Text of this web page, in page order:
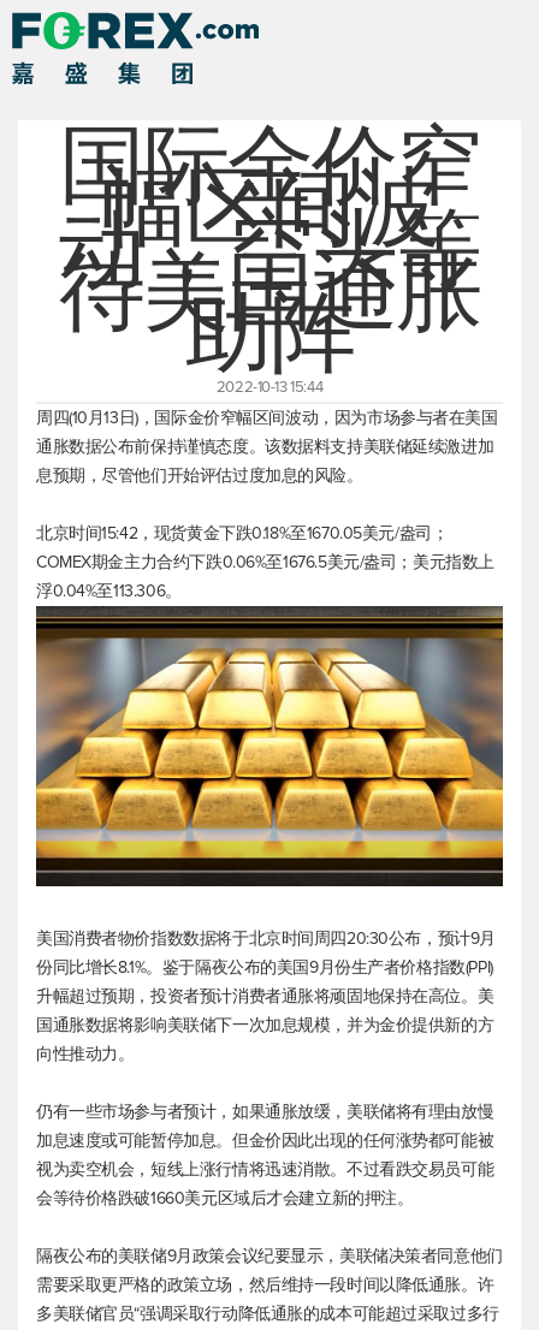
国际金价窄
幅区间波
动，空头等
待美国通胀
助阵
2022-10-13 15:44
周四(10月13日)，国际金价窄幅区间波动，因为市场参与者在美国
通胀数据公布前保持谨慎态度。该数据料支持美联储延续激进加
息预期，尽管他们开始评估过度加息的风险。
北京时间15:42， 现货黄金下跌0.18%至1670.05美元/盎司；
COMEX期金主力合约下跌0.06%至1676.5美元/盎司； 美元指数上
浮0.04%至113.306。
美国消费者物价指数数据将于北京时间周四20:30公布，预计9月
份同比增长8.1%。鉴于隔夜公布的美国9月份生产者价格指数(PPI)
升幅超过预期，投资者预计消费者通胀将顽固地保持在高位。美
国通胀数据将影响美联储下一次加息规模，并为金价提供新的方
向性推动力。
仍有一些市场参与者预计，如果通胀放缓，美联储将有理由放慢
加息速度或可能暂停加息。但金价因此出现的任何涨势都可能被
视为卖空机会，短线上涨行情将迅速消散。不过看跌交易员可能
会等待价格跌破1660美元区域后才会建立新的押注。
隔夜公布的美联储9月政策会议纪要显示，美联储决策者同意他们
需要采取更严格的政策立场，然后维持一段时间以降低通胀。许
多美联储官员“强调采取行动降低通胀的成本可能超过采取过多行